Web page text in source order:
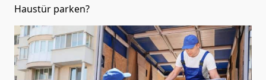
Haustür parken?